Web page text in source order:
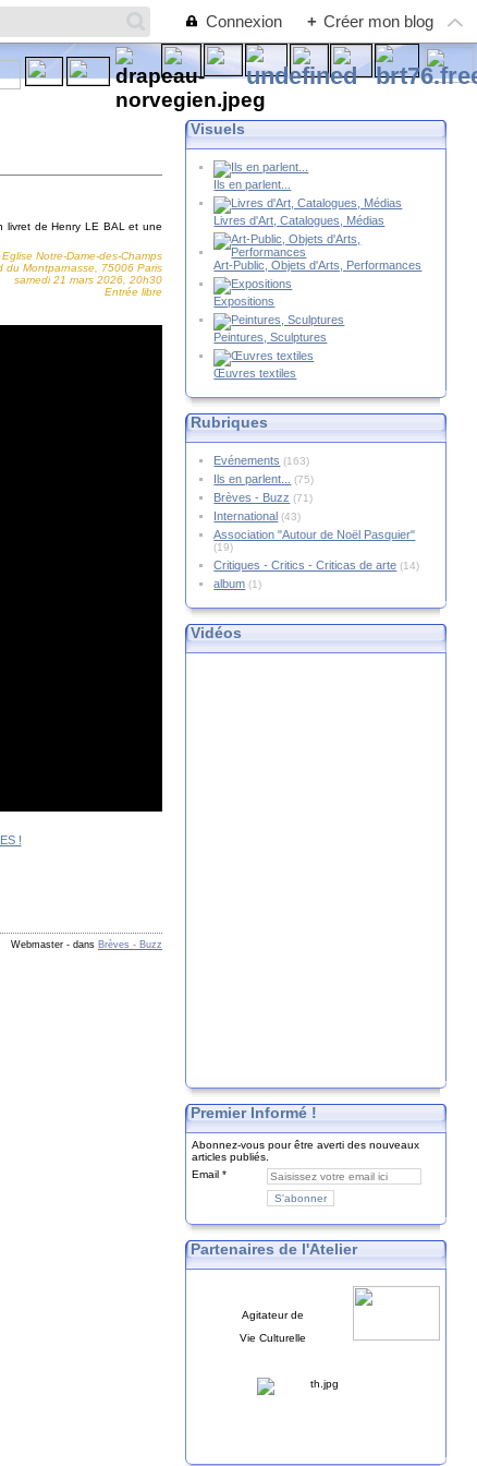
Connexion + Créer mon blog
livret de Henry LE BAL et une
Eglise Notre-Dame-des-Champs
du Montparnasse, 75006 Paris
samedi 21 mars 2026, 20h30
Entrée libre
Webmaster - dans Brèves - Buzz
Visuels
Ils en parlent...
Livres d'Art, Catalogues, Médias
Art-Public, Objets d'Arts, Performances
Expositions
Peintures, Sculptures
Œuvres textiles
Rubriques
Evénements (163)
Ils en parlent... (75)
Brèves - Buzz (71)
International (43)
Association "Autour de Noël Pasquier"
(19)
Critiques - Critics - Criticas de arte (14)
album (1)
Vidéos
Premier Informé !
Abonnez-vous pour être averti des nouveaux
articles publiés.
Email
Partenaires de l'Atelier
Agitateur de
Vie Culturelle